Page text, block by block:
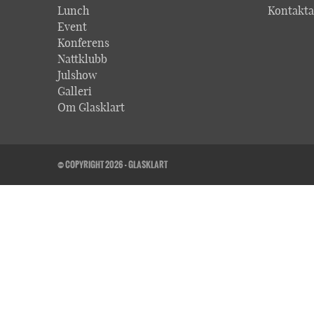
Lunch
Event
Konferens
Nattklubb
Julshow
Galleri
Om Glasklart
© COPYRIGHT 2026 - GLASKLART